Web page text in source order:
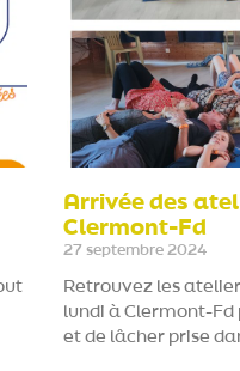
Arrivée des
Clermont-Fd
27 septembre 2024
Retrouvez les
lundi à Clermont-
et de lâcher prise